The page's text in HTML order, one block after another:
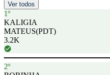
Ver todos
1º
KALIGIA
MATEUS(PDT)
3.2K
2º